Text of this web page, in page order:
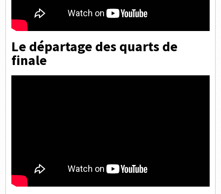
Le départage des quarts de
finale